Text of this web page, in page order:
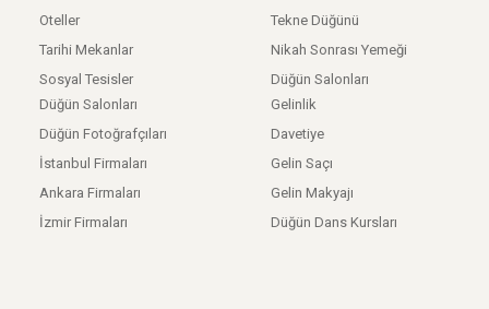
Oteller
Tarihi Mekanlar
Sosyal Tesisler
Tekne Düğünü
Nikah Sonrası Yemeği
Düğün Salonları
Düğün Salonları
Düğün Fotoğrafçıları
İstanbul Firmaları
Ankara Firmaları
İzmir Firmaları
Gelinlik
Davetiye
Gelin Saçı
Gelin Makyajı
Düğün Dans Kursları